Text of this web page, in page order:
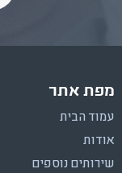
מפת אתר
עמוד הבית
אודות
שירותים נוספים